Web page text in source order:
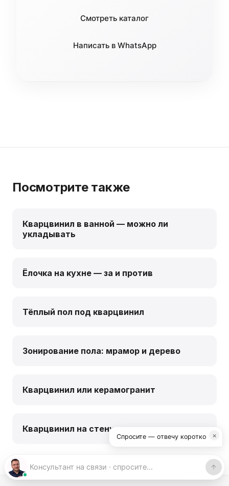
Смотреть каталог
Написать в WhatsApp
Посмотрите также
Кварцвинил в ванной — можно ли
укладывать
Ёлочка на кухне — за и против
Тёплый пол под кварцвинил
Зонирование пола: мрамор и дерево
Кварцвинил или керамогранит
Кварцвинил на стену
Спросите — отвечу коротко ×